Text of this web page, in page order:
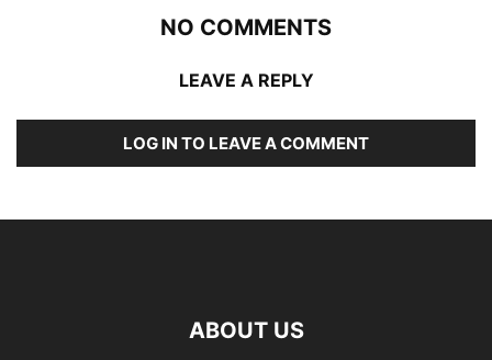
NO COMMENTS
LEAVE A REPLY
LOG IN TO LEAVE A COMMENT
ABOUT US